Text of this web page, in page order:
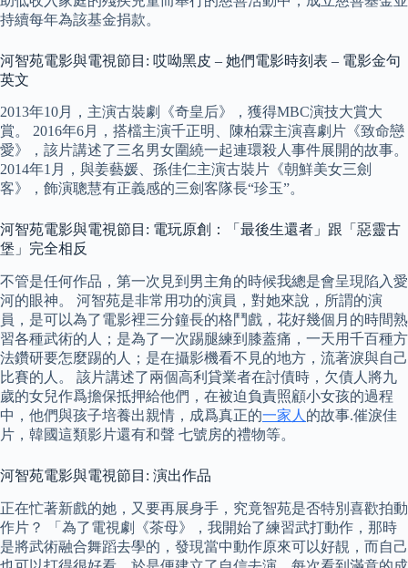
持續每年為該基金捐款。
河智苑電影與電視節目: 哎呦黑皮 – 她們電影時刻表 – 電影金句
英文
2013年10月，主演古裝劇《奇皇后》，獲得MBC演技大賞大
賞。 2016年6月，搭檔主演千正明、陳柏霖主演喜劇片《致命戀
愛》，該片講述了三名男女圍繞一起連環殺人事件展開的故事。
2014年1月，與姜藝媛、孫佳仁主演古裝片《朝鮮美女三劍
客》，飾演聰慧有正義感的三劍客隊長“珍玉”。
河智苑電影與電視節目: 電玩原創：「最後生還者」跟「惡靈古
堡」完全相反
不管是任何作品，第一次見到男主角的時候我總是會呈現陷入愛
河的眼神。 河智苑是非常用功的演員，對她來說，所謂的演
員，是可以為了電影裡三分鐘長的格鬥戲，花好幾個月的時間熟
習各種武術的人；是為了一次踢腿練到膝蓋痛，一天用千百種方
法鑽研要怎麼踢的人；是在攝影機看不見的地方，流著淚與自己
比賽的人。 該片講述了兩個高利貸業者在討債時，欠債人將九
歲的女兒作爲擔保抵押給他們，在被迫負責照顧小女孩的過程
中，他們與孩子培養出親情，成爲真正的一家人 的故事.催淚佳
片，韓國這類影片還有和聲 七號房的禮物等。
河智苑電影與電視節目: 演出作品
正在忙著新戲的她，又要再展身手，究竟智苑是否特別喜歡拍動
作片？ 「為了電視劇《茶母》，我開始了練習武打動作，那時
是將武術融合舞蹈去學的，發現當中動作原來可以好靚，而自己